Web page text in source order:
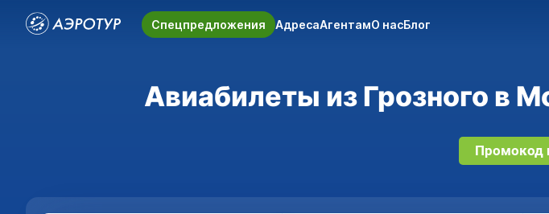
Спецпредложения АдресаАгентамО насБлог
Авиабилеты из Грозного в
Промокод